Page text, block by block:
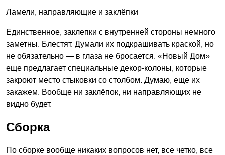
Ламели, направляющие и заклёпки
Единственное, заклепки с внутренней стороны немного
заметны. Блестят. Думали их подкрашивать краской, но
не обязательно — в глаза не бросается. «Новый Дом»
еще предлагает специальные декор-колоны, которые
закроют место стыковки со столбом. Думаю, еще их
закажем. Вообще ни заклёпок, ни направляющих не
видно будет.
Сборка
По сборке вообще никаких вопросов нет, все четко, все